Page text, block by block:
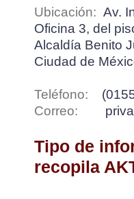
Ubicación: Av.
Oficina 3, del
Alcaldía Benito
Ciudad de
Teléfono:
Correo:
Tipo de
recopila